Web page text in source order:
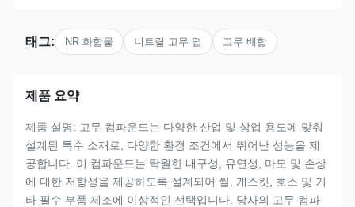
태그: NR 화합물 니트릴 고무 엽 고무 배합
제품 요약
제품 설명: 고무 컴파운드는 다양한 산업 및 상업 용도에 맞춰
설계된 특수 소재로, 다양한 환경 조건에서 뛰어난 성능을 제
공합니다. 이 컴파운드는 탁월한 내구성, 유연성, 마모 및 손상
에 대한 저항성을 제공하도록 설계되어 씰, 개스킷, 호스 및 기
타 필수 부품 제조에 이상적인 선택입니다. 당사의 고무 컴파